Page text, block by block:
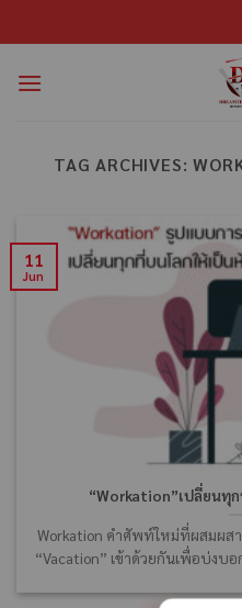
TAG ARCHIVES:
“Workation”เปลี่ยนทุ
Workation คำศัพท์ใหม่ที่ผสมผส
“Vacation” เข้าด้วยกันเพื่อบ่ง
11
Jun